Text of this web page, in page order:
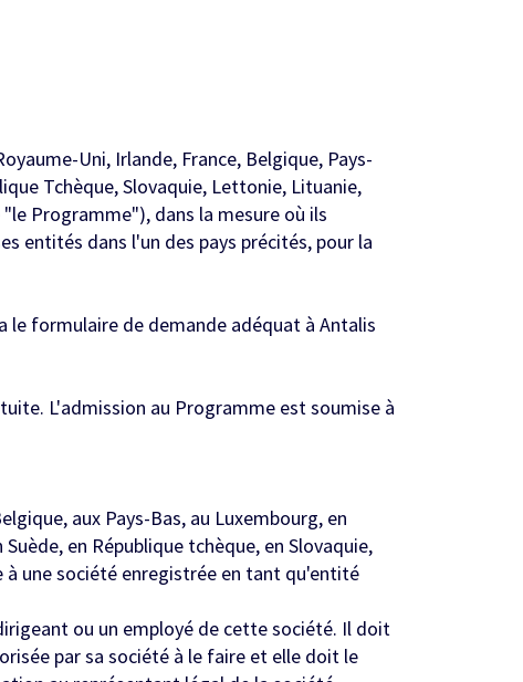
Uni, Irlande, France, Belgique, Pays-
Tchèque, Slovaquie, Lettonie, Lituanie,
Programme"), dans la mesure où ils
entités dans l'un des pays précités, pour la
le formulaire de demande adéquat à Antalis
L'admission au Programme est soumise à
aux Pays-Bas, au Luxembourg, en
en République tchèque, en Slovaquie,
une société enregistrée en tant qu'entité
ou un employé de cette société. Il doit
par sa société à le faire et elle doit le